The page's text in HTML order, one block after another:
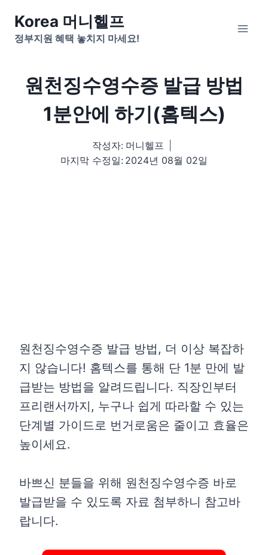
content
Korea 머니헬프
정부지원 혜택 놓치지 마세요!
원천징수영수증 발급 방법
1분안에 하기(홈텍스)
작성자: 머니헬프
마지막 수정일: 2024년 08월 02일
원천징수영수증 발급 방법, 더 이상 복잡하
지 않습니다! 홈텍스를 통해 단 1분 만에 발
급받는 방법을 알려드립니다. 직장인부터
프리랜서까지, 누구나 쉽게 따라할 수 있는
단계별 가이드로 번거로움은 줄이고 효율은
높이세요.
바쁘신 분들을 위해 원천징수영수증 바로
발급받을 수 있도록 자료 첨부하니 참고바
랍니다.